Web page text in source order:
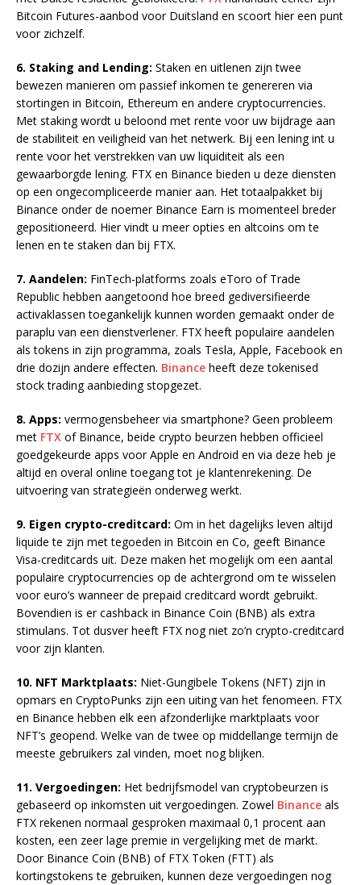
Bitcoin Futures-aanbod voor Duitsland en scoort hier een punt
voor zichzelf.
6. Staking and Lending: Staken en uitlenen zijn twee
bewezen manieren om passief inkomen te genereren via
stortingen in Bitcoin, Ethereum en andere cryptocurrencies.
Met staking wordt u beloond met rente voor uw bijdrage aan
de stabiliteit en veiligheid van het netwerk. Bij een lening int u
rente voor het verstrekken van uw liquiditeit als een
gewaarborgde lening. FTX en Binance bieden u deze diensten
op een ongecompliceerde manier aan. Het totaalpakket bij
Binance onder de noemer Binance Earn is momenteel breder
gepositioneerd. Hier vindt u meer opties en altcoins om te
lenen en te staken dan bij FTX.
7. Aandelen: FinTech-platforms zoals eToro of Trade
Republic hebben aangetoond hoe breed gediversifieerde
activaklassen toegankelijk kunnen worden gemaakt onder de
paraplu van een dienstverlener. FTX heeft populaire aandelen
als tokens in zijn programma, zoals Tesla, Apple, Facebook en
drie dozijn andere effecten. Binance heeft deze tokenised
stock trading aanbieding stopgezet.
8. Apps: vermogensbeheer via smartphone? Geen probleem
met FTX of Binance, beide crypto beurzen hebben officieel
goedgekeurde apps voor Apple en Android en via deze heb je
altijd en overal online toegang tot je klantenrekening. De
uitvoering van strategieën onderweg werkt.
9. Eigen crypto-creditcard: Om in het dagelijks leven altijd
liquide te zijn met tegoeden in Bitcoin en Co, geeft Binance
Visa-creditcards uit. Deze maken het mogelijk om een aantal
populaire cryptocurrencies op de achtergrond om te wisselen
voor euro’s wanneer de prepaid creditcard wordt gebruikt.
Bovendien is er cashback in Binance Coin (BNB) als extra
stimulans. Tot dusver heeft FTX nog niet zo’n crypto-creditcard
voor zijn klanten.
10. NFT Marktplaats: Niet-Gungibele Tokens (NFT) zijn in
opmars en CryptoPunks zijn een uiting van het fenomeen. FTX
en Binance hebben elk een afzonderlijke marktplaats voor
NFT’s geopend. Welke van de twee op middellange termijn de
meeste gebruikers zal vinden, moet nog blijken.
11. Vergoedingen: Het bedrijfsmodel van cryptobeurzen is
gebaseerd op inkomsten uit vergoedingen. Zowel Binance als
FTX rekenen normaal gesproken maximaal 0,1 procent aan
kosten, een zeer lage premie in vergelijking met de markt.
Door Binance Coin (BNB) of FTX Token (FTT) als
kortingstokens te gebruiken, kunnen deze vergoedingen nog